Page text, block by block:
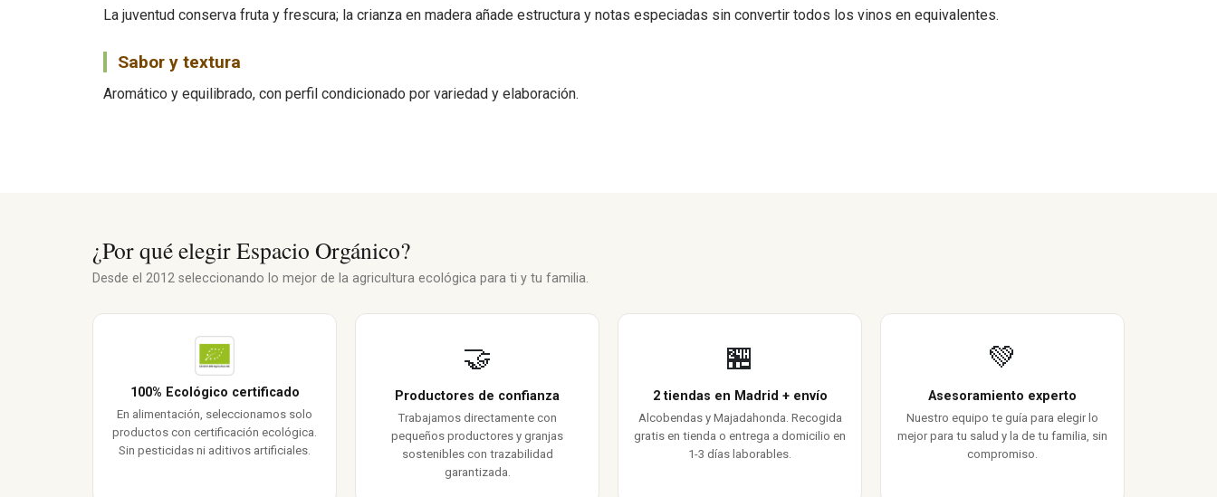
La juventud conserva fruta y frescura; la crianza en madera añade estructura y notas especiadas sin convertir todos los vinos en equivalentes.
Sabor y textura
Aromático y equilibrado, con perfil condicionado por variedad y elaboración.
¿Por qué elegir Espacio Orgánico?
Desde el 2012 seleccionando lo mejor de la agricultura ecológica para ti y tu familia.
100% Ecológico certificado
En alimentación, seleccionamos solo
productos con certificación ecológica.
Sin pesticidas ni aditivos artificiales.
🤝
Productores de confianza
Trabajamos directamente con
pequeños productores y granjas
sostenibles con trazabilidad
garantizada.
🏪
2 tiendas en Madrid + envío
Alcobendas y Majadahonda. Recogida
gratis en tienda o entrega a domicilio en
1-3 días laborables.
💚
Asesoramiento experto
Nuestro equipo te guía para elegir lo
mejor para tu salud y la de tu familia, sin
compromiso.